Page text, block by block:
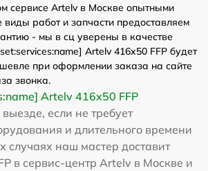
сервисе Artelv в Москве опытными
виды работ и запчасти предоставляем
- мы в сц уверены в качестве
Artelv 416x50 FFP будет
при оформлении заказа на сайте
звонка.
Artelv 416x50 FFP
если не требует
и длительного времени
случаях наш мастер доставит
в сервис-центр Artelv в Москве и